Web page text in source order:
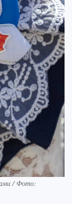
/ Фото: